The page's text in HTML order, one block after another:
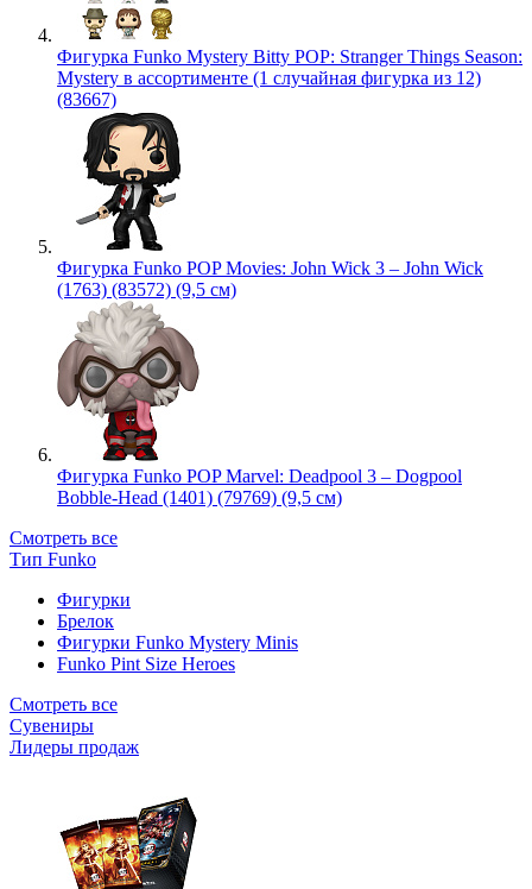
Фигурка Funko Mystery Bitty POP: Stranger Things Season:
Mystery в ассортименте (1 случайная фигурка из 12)
(83667)
Фигурка Funko POP Movies: John Wick 3 – John Wick
(1763) (83572) (9,5 см)
Фигурка Funko POP Marvel: Deadpool 3 – Dogpool
Bobble-Head (1401) (79769) (9,5 см)
Смотреть все
Тип Funko
Фигурки
Брелок
Фигурки Funko Mystery Minis
Funko Pint Size Heroes
Смотреть все
Сувениры
Лидеры продаж